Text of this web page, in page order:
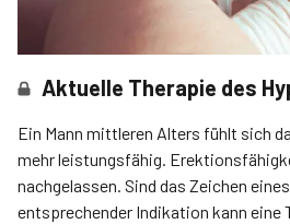
Aktuelle Therapie des
Ein Mann mittleren Alters fühlt sich
mehr leistungsfähig.
nachgelassen. Sind das Zeichen
entsprechender Indikation kann eine